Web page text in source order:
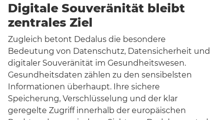
Digitale Souveränität bleibt
zentrales Ziel
Zugleich betont Dedalus die besondere
Bedeutung von Datenschutz, Datensicherheit und
digitaler Souveränität im Gesundheitswesen.
Gesundheitsdaten zählen zu den sensibelsten
Informationen überhaupt. Ihre sichere
Speicherung, Verschlüsselung und der klar
geregelte Zugriff innerhalb der europäischen